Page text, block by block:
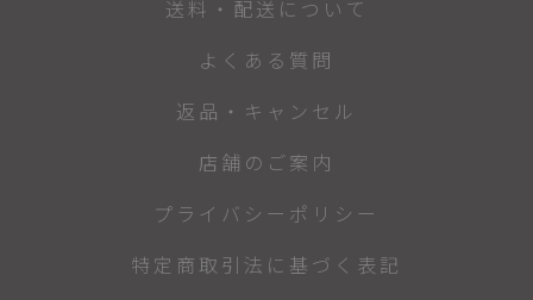
送料・配送について
よくある質問
返品・キャンセル
店舗のご案内
プライバシーポリシー
特定商取引法に基づく表記